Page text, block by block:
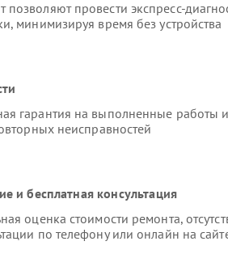
провести экспресс-
минимизируя время без устройства
гарантия на выполненные работы
неисправностей
и бесплатная консультация
оценка стоимости ремонта,
по телефону или онлайн на